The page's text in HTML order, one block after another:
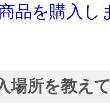
品を購入し
場所を教え